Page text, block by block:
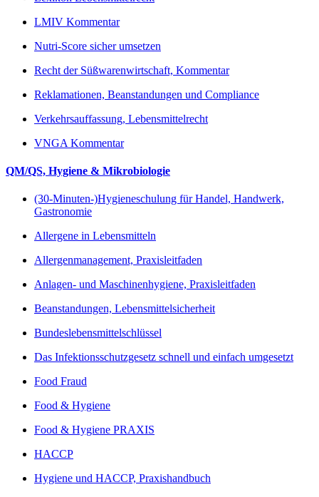
LMIV Kommentar
Nutri-Score sicher umsetzen
Recht der Süßwarenwirtschaft, Kommentar
Reklamationen, Beanstandungen und Compliance
Verkehrsauffassung, Lebensmittelrecht
VNGA Kommentar
QM/QS, Hygiene & Mikrobiologie
(30-Minuten-)Hygieneschulung für Handel, Handwerk,
Gastronomie
Allergene in Lebensmitteln
Allergenmanagement, Praxisleitfaden
Anlagen- und Maschinenhygiene, Praxisleitfaden
Beanstandungen, Lebensmittelsicherheit
Bundeslebensmittelschlüssel
Das Infektionsschutzgesetz schnell und einfach umgesetzt
Food Fraud
Food & Hygiene
Food & Hygiene PRAXIS
HACCP
Hygiene und HACCP, Praxishandbuch